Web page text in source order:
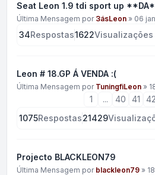
Seat Leon 1.9 tdi sport up
Última Mensagem por 3ásLeon » 06
34Respostas1622Visualizações
Leon # 18.GP Á VENDA :(
Última Mensagem por TuningfiLeon »
1 ... 40 41 42
1075Respostas21429
Projecto BLACKLEON79
Última Mensagem por blackleon79 »